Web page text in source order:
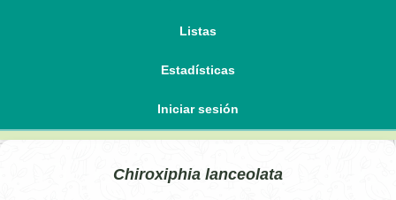
Listas
Estadísticas
Iniciar sesión
Chiroxiphia lanceolata